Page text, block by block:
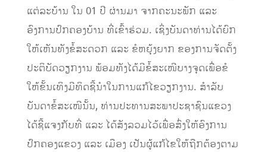
ແຕ່ລະບ້ານ ໃນ 01 ປີ ຜ່ານມາ ຈາກຄະນະພັກ ແລະ
ອົງການປົກຄອງບ້ານ ທີ່ເຂົ້າຮ່ວມ. ເຊິ່ງບັນດາທ່ານໄດ້ຍົກ
ໃຫ້ເຫັນທັງຂໍ້ສະດວກ ແລະ ຂໍຫຍຸ້ງຍາກ ຂອງການຈັດຕັ້ງ
ປະຕບັດວຽກງານ ພ້ອມທັງໄດ້ມີຂໍ້ສະເໜີບາງຈຸດເພື່ອຂໍ
ໃຫ້ຂັ້ນເທິງມີທິດຊີ້ນຳໃນການແກ້ໄຂວຽກງານ. ສຳລັບ
ບັນດາຂໍ້ສະເໜີນັ້ນ, ທ່ານປະທານສະພາປະຊາຊົນແຂວງ
ໄດ້ຊີ້ແຈງກັບທີ່ ແລະ ໄດ້ສັງລວມໄວ້ເພື່ອສົ່ງໃຫ້ອົງການ
ປົກຄອງແຂວງ ແລະ ເມືອງ ເປັນຜູ້ແກ້ໄຂໃຫ້ຖືກຕ້ອງຕາມ